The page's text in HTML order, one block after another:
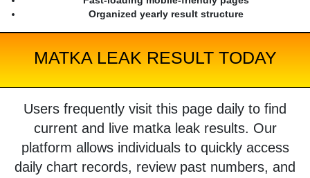
Organized yearly result structure
MATKA LEAK RESULT TODAY
Users frequently visit this page daily to find
current and live matka leak results. Our
platform allows individuals to quickly access
daily chart records, review past numbers, and